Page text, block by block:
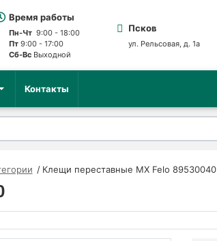
Время работы
Пн-Чт9:00 - 18:00
Пт9:00 - 17:00
Сб-ВсВыходной
Псков
ул. Рельсовая, д. 1а
Контакты
Клещи переставные MX Felo 89530040